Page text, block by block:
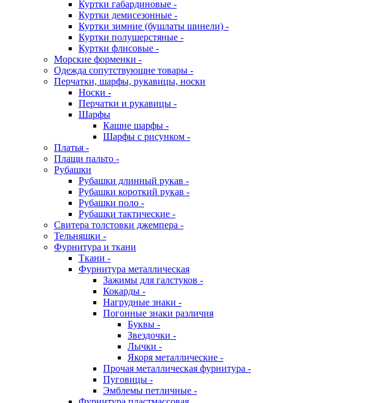
Куртки габардиновые -
Куртки демисезонные -
Куртки зимние (бушлаты шинели) -
Куртки полушерстяные -
Куртки флисовые -
Морские форменки -
Одежда сопутствующие товары -
Перчатки, шарфы, рукавицы, носки
Носки -
Перчатки и рукавицы -
Шарфы
Кашне шарфы -
Шарфы с рисунком -
Платья -
Плащи пальто -
Рубашки
Рубашки длинный рукав -
Рубашки короткий рукав -
Рубашки поло -
Рубашки тактические -
Свитера толстовки джемпера -
Тельняшки -
Фурнитура и ткани
Ткани -
Фурнитура металлическая
Зажимы для галстуков -
Кокарды -
Нагрудные знаки -
Погонные знаки различия
Буквы -
Звездочки -
Лычки -
Якоря металлические -
Прочая металлическая фурнитура -
Пуговицы -
Эмблемы петличные -